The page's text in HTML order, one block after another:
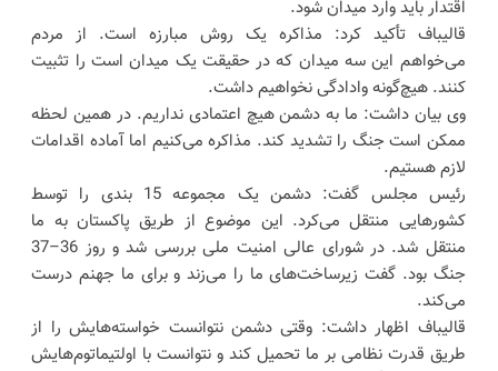
اقتدار باید وارد میدان شود.
قالیباف تأکید کرد: مذاکره یک روش مبارزه است. از مردم
می‌خواهم این سه میدان که در حقیقت یک میدان است را تثبیت
کنند. هیچ‌گونه وادادگی نخواهیم داشت.
وی بیان داشت: ما به دشمن هیچ اعتمادی نداریم. در همین لحظه
ممکن است جنگ را تشدید کند. مذاکره می‌کنیم اما آماده اقدامات
لازم هستیم.
رئیس مجلس گفت: دشمن یک مجموعه 15 بندی را توسط
کشورهایی منتقل می‌کرد. این موضوع از طریق پاکستان به ما
منتقل شد. در شورای عالی امنیت ملی بررسی شد و روز 36–37
جنگ بود. گفت زیرساخت‌های ما را می‌زند و برای ما جهنم درست
می‌کند.
قالیباف اظهار داشت: وقتی دشمن نتوانست خواسته‌هایش را از
طریق قدرت نظامی بر ما تحمیل کند و نتوانست با اولتیماتوم‌هایش